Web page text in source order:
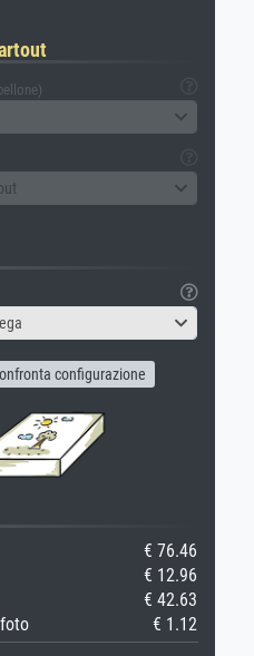
configurazione
€ 76.46
€ 12.96
€ 42.63
€ 1.12